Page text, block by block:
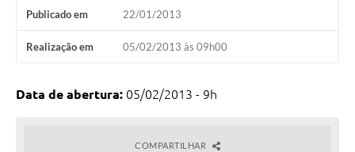
Publicado em 22/01/2013
Realização em 05/02/2013 às 09h00
Data de abertura: 05/02/2013 - 9h
COMPARTILHAR